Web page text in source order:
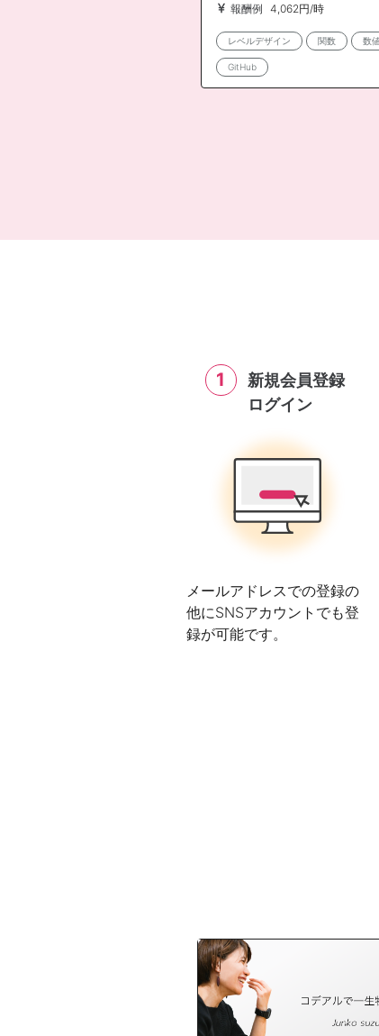
報酬例 4,062円/時
レベルデザイン 関数 数
GitHub
1
新規会員登録
ログイン
メールアドレスでの登録の
他にSNSアカウントでも登
録が可能です。